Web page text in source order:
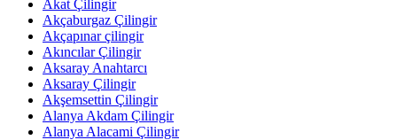
Akat Çilingir
Akçaburgaz Çilingir
Akçapınar çilingir
Akıncılar Çilingir
Aksaray Anahtarcı
Aksaray Çilingir
Akşemsettin Çilingir
Alanya Akdam Çilingir
Alanya Alacami Çilingir